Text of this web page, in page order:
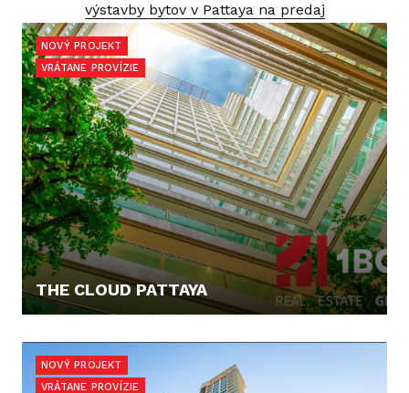
výstavby bytov v Pattaya na predaj
NOVÝ PROJEKT
VRÁTANE PROVÍZIE
THE CLOUD PATTAYA
NOVÝ PROJEKT
VRÁTANE PROVÍZIE